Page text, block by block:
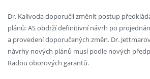
Dr. Kalivoda doporučil změnit postup
plánů: AS obdrží definitivní návrh po
a provedení doporučených změn. Dr.
návrhy nových plánů musí podle nových
Radou oborových garantů.